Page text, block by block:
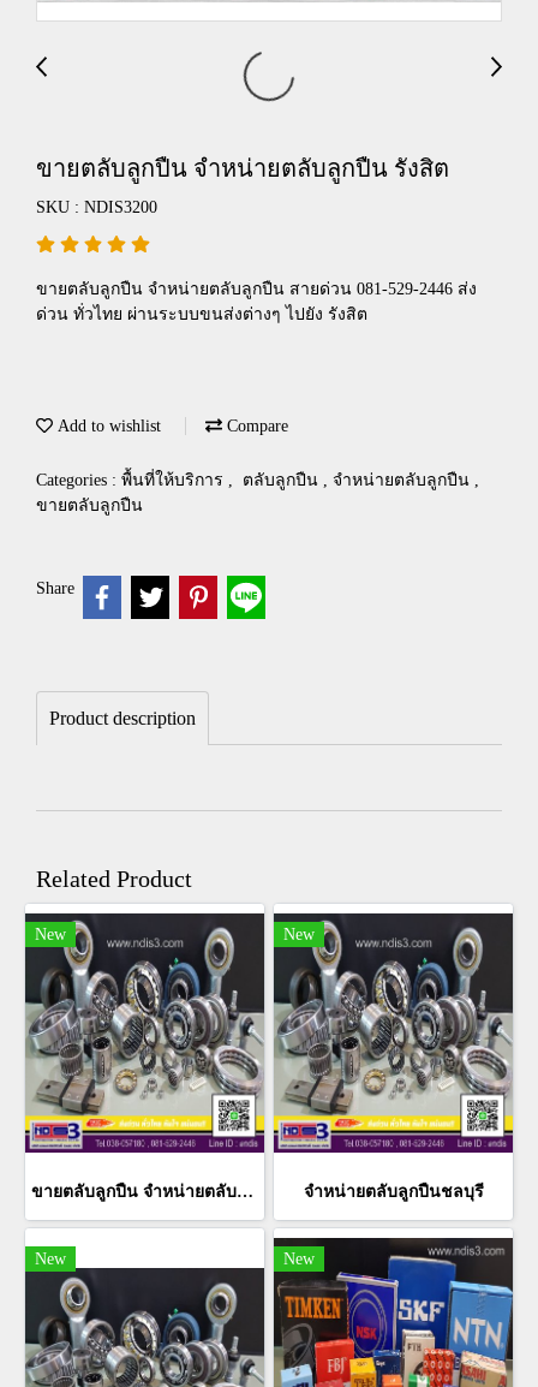
ขายตลับลูกปืน จำหน่ายตลับลูกปืน รังสิต
SKU : NDIS3200
ขายตลับลูกปืน จำหน่ายตลับลูกปืน สายด่วน 081-529-2446 ส่ง
ด่วน ทั่วไทย ผ่านระบบขนส่งต่างๆ ไปยัง รังสิต
Add to wishlist Compare
Categories : พื้นที่ให้บริการ ,
ตลับลูกปืน , จำหน่ายตลับลูกปืน ,
ขายตลับลูกปืน
Share
Product description
Related Product
New
ขายตลับลูกปืน จำหน่ายตลับลูกปืน ทุกพื้นที่ ทั่วไทย
New
จำหน่ายตลับลูกปืนชลบุรี
New New